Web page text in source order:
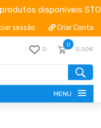
disponíveis
sessão Criar Conta
0
0
0,00€
MENU